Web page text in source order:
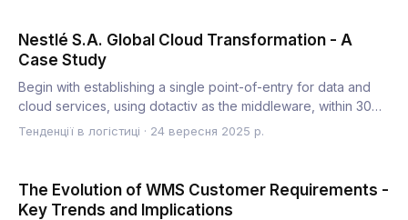
Nestlé S.A. Global Cloud Transformation - A
Case Study
Begin with establishing a single point-of-entry for data and
cloud services, using dotactiv as the middleware, within 30…
Тенденції в логістиці · 24 вересня 2025 р.
The Evolution of WMS Customer Requirements -
Key Trends and Implications